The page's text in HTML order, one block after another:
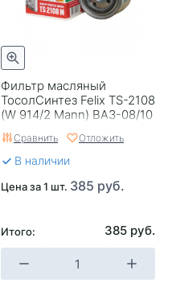
Фильтр масляный
ТосолСинтез Felix TS-2108
(W 914/2 Mann) ВАЗ-08/10
Сравнить Отложить
В наличии
Цена за 1 шт. 385 руб.
Итого: 385 руб.